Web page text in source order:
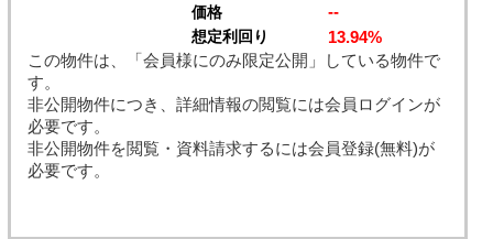
価格 --
想定利回り
13.94%
この物件は、「会員様にのみ限定公開」している物件で
す。
非公開物件につき、詳細情報の閲覧には会員ログインが
必要です。
非公開物件を閲覧・資料請求するには会員登録(無料)が
必要です。